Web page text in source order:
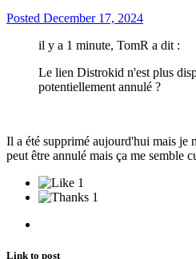
Posted December 17, 2024
il y a 1 minute, TomR a dit :
Le lien Distrokid n'est plus
potentiellement annulé ?
Il a été supprimé aujourd'hui mais je
peut être annulé mais ça me semble
1
1
Link to post